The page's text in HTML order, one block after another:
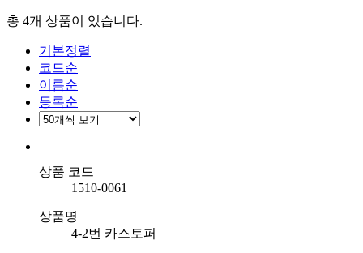
총 4개 상품이 있습니다.
기본정렬
코드순
이름순
등록순
상품 코드
1510-0061
상품명
4-2번 카스토퍼